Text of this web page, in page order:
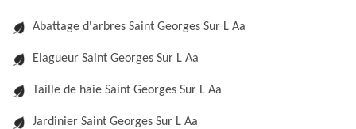
Abattage d'arbres Saint Georges Sur L Aa
Elagueur Saint Georges Sur L Aa
Taille de haie Saint Georges Sur L Aa
Jardinier Saint Georges Sur L Aa